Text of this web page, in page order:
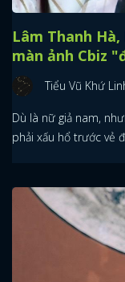
Lâm Thanh
màn ảnh Cbiz
Tiểu Vũ Khứ
Dù là nữ giả nam,
phải xấu hổ trước vẻ